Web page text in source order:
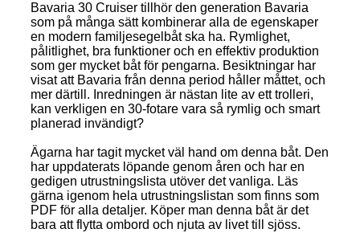
Bavaria 30 Cruiser tillhör den generation Bavaria
som på många sätt kombinerar alla de egenskaper
en modern familjesegelbåt ska ha. Rymlighet,
pålitlighet, bra funktioner och en effektiv produktion
som ger mycket båt för pengarna. Besiktningar har
visat att Bavaria från denna period håller måttet, och
mer därtill. Inredningen är nästan lite av ett trolleri,
kan verkligen en 30-fotare vara så rymlig och smart
planerad invändigt?
Ägarna har tagit mycket väl hand om denna båt. Den
har uppdaterats löpande genom åren och har en
gedigen utrustningslista utöver det vanliga. Läs
gärna igenom hela utrustningslistan som finns som
PDF för alla detaljer. Köper man denna båt är det
bara att flytta ombord och njuta av livet till sjöss.